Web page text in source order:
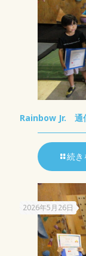
Rainbow Jr. 通
続き
2026年5月26日